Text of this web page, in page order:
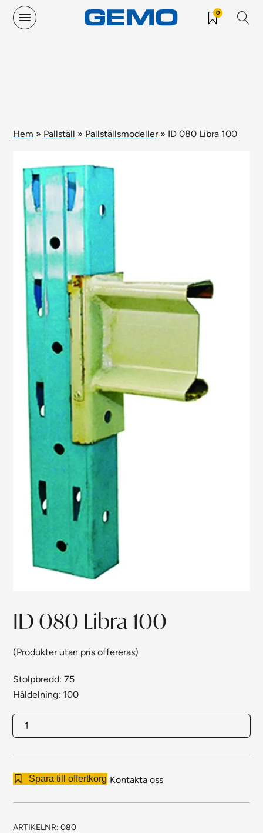
0
Hem » Pallställ » Pallställsmodeller» ID 080 Libra 100
ID 080 Libra 100
(Produkter utan pris offereras)
Stolpbredd: 75
Håldelning: 100
080
mängdSpara till offertkorg Kontakta oss
ARTIKELNR:080